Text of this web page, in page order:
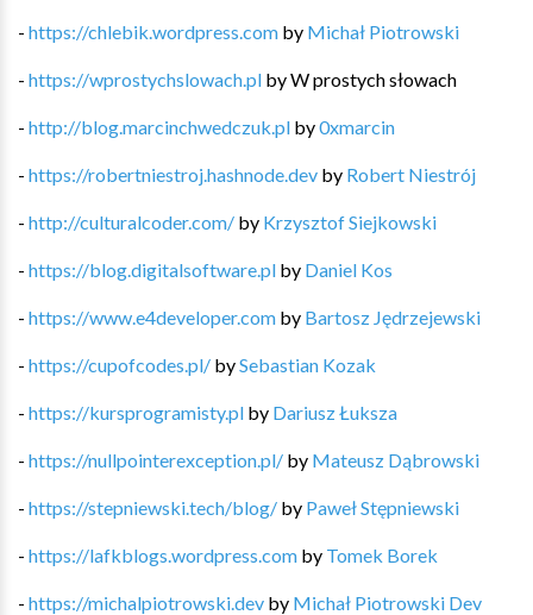
- https://chlebik.wordpress.com by Michał Piotrowski
- https://wprostychslowach.pl byW prostych słowach
- http://blog.marcinchwedczuk.pl by0xmarcin
- https://robertniestroj.hashnode.dev by Robert Niestrój
- http://culturalcoder.com/ by Krzysztof Siejkowski
- https://blog.digitalsoftware.pl by Daniel Kos
- https://www.e4developer.com by Bartosz Jędrzejewski
- https://cupofcodes.pl/ bySebastian Kozak
- https://kursprogramisty.pl by Dariusz Łuksza
- https://nullpointerexception.pl/ by Mateusz Dąbrowski
- https://stepniewski.tech/blog/ by Paweł Stępniewski
- https://lafkblogs.wordpress.com by Tomek Borek
- https://michalpiotrowski.dev by Michał Piotrowski Dev